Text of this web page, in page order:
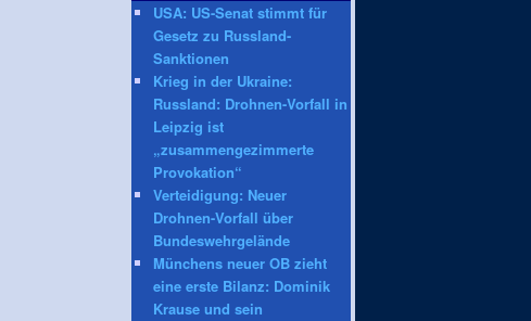
USA: US-Senat stimmt für
Gesetz zu Russland-
Sanktionen
Krieg in der Ukraine:
Russland: Drohnen-Vorfall in
Leipzig ist
„zusammengezimmerte
Provokation“
Verteidigung: Neuer
Drohnen-Vorfall über
Bundeswehrgelände
Münchens neuer OB zieht
eine erste Bilanz: Dominik
Krause und sein